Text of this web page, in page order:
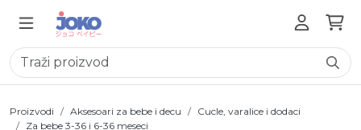
Proizvodi Aksesoari za bebe i decu
Cucle, varalice i dodaci
Za bebe 3-36 i 6-36 meseci